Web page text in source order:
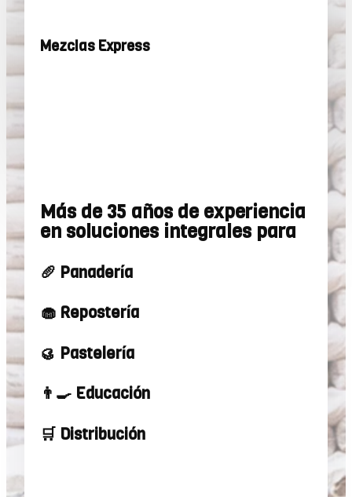
Mezclas Express
Más de 35 años de experiencia
en soluciones integrales para
🥖 Panadería
🧁 Repostería
🥮 Pastelería
👨‍🍳 Educación
🛒 Distribución